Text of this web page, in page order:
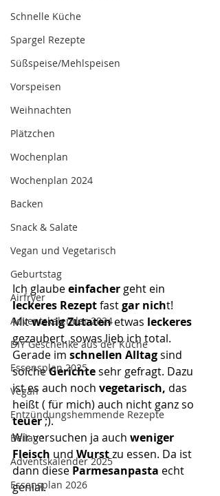
Schnelle Küche
Spargel Rezepte
Süßspeise/Mehlspeisen
Vorspeisen
Weihnachten
Plätzchen
Wochenplan
Wochenplan 2024
Backen
Snack & Salate
Vegan und Vegetarisch
Geburtstag
Airfryer
Adventskalender 2024
DIY Geschenke aus der Küche
Essensplan 2025
Vegan
Entzündungshemmende Rezepte
Beilage
Adventskalender 2025
Essensplan 2026
Ich glaube einfacher geht ein
leckeres Rezept fast gar nicht!
Mit wenig Zutaten etwas leckeres
gezaubert, sowas lieb ich total.
Gerade im schnellen Alltag sind
solche Gerichte sehr gefragt. Dazu
ist es auch noch vegetarisch, das
heißt ( für mich) auch nicht ganz so
teuer ;).
Wir versuchen ja auch weniger
Fleisch und Wurst zu essen. Da ist
dann diese Parmesanpasta echt
genial.